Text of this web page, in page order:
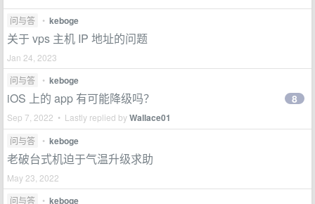
问与答 • keboge
关于 vps 主机 IP 地址的问题
Jan 24, 2023
问与答
• keboge
iOS 上的 app 有可能降级吗？
Sep 7, 2022 • Lastly replied byWallace01
8
问与答 • keboge
老破台式机迫于气温升级求助
May 23, 2022
问与答
• keboge